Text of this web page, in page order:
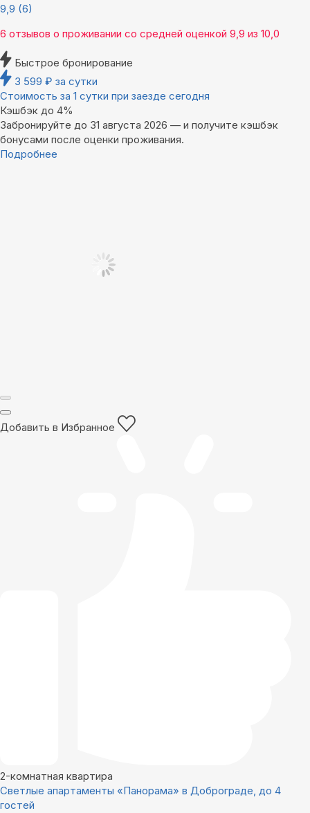
9,9 (6)
6 отзывов о проживании со средней оценкой 9,9 из 10,0
Быстрое бронирование
3 599 ₽ за сутки
Стоимость за 1 сутки при заезде сегодня
Кэшбэк до 4%
Забронируйте до 31 августа 2026 — и получите кэшбэк
бонусами после оценки проживания.
Подробнее
Добавить в Избранное
2-комнатная квартира
Светлые апартаменты «Панорама» в Доброграде, до 4
гостей